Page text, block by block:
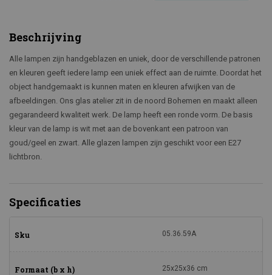
Beschrijving
Alle lampen zijn handgeblazen en uniek, door de verschillende patronen
en kleuren geeft iedere lamp een uniek effect aan de ruimte. Doordat het
object handgemaakt is kunnen maten en kleuren afwijken van de
afbeeldingen. Ons glas atelier zit in de noord Bohemen en maakt alleen
gegarandeerd kwaliteit werk. De lamp heeft een ronde vorm. De basis
kleur van de lamp is wit met aan de bovenkant een patroon van
goud/geel en zwart. Alle glazen lampen zijn geschikt voor een E27
lichtbron.
Specificaties
Sku 05.36.59A
Formaat (b x h) 25x25x36 cm